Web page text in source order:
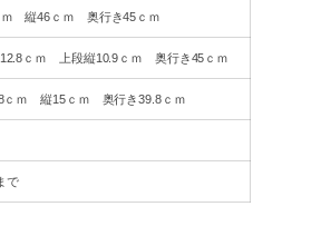
ｍ 縦46ｃｍ 奥行き45ｃｍ
ｃｍ 上段縦10.9ｃｍ 奥行き45ｃｍ
ｃｍ 縦15ｃｍ 奥行き39.8ｃｍ
で